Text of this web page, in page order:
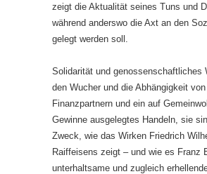
zeigt die Aktualität seines Tuns und
während anderswo die Axt an den
gelegt werden soll.
Solidarität und genossenschaftliches
den Wucher und die Abhängigkeit
Finanzpartnern und ein auf
Gewinne ausgelegtes Handeln, sie
Zweck, wie das Wirken Friedrich
Raiffeisens zeigt – und wie es Franz
unterhaltsame und zugleich